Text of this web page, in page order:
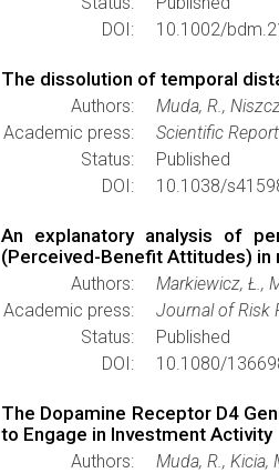
DOI:
10.1002/
The dissolution of temporal
Authors:
Muda, R.,
Academic press:
Scientific
Status:
Published
DOI:
10.1038/
An explanatory analysis of
(Perceived-Benefit Attitudes) in
Authors:
Markiewicz, Ł.,
Academic press:
Journal of Risk
Status:
Published
DOI:
10.1080/
The Dopamine Receptor D4
to Engage in Investment Activity
Authors:
Muda, R., Kicia,